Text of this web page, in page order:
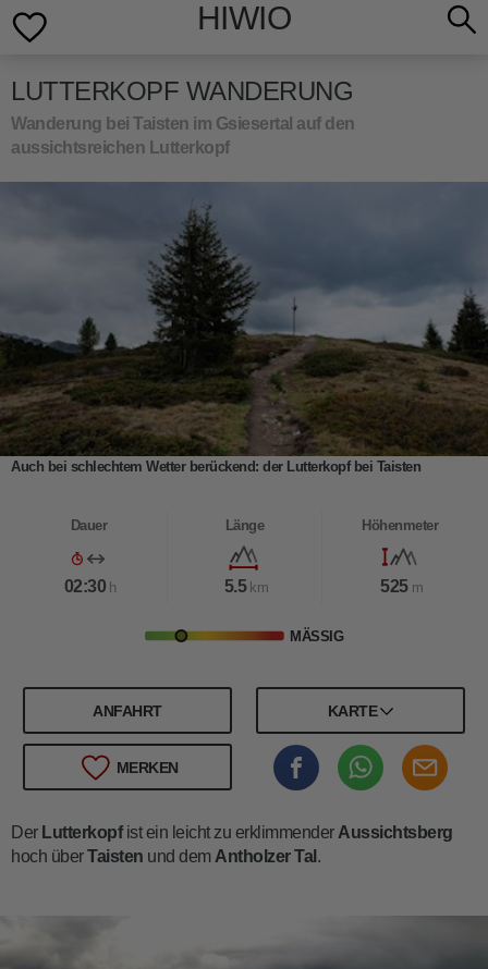
HIWIO
LUTTERKOPF WANDERUNG
Wanderung bei Taisten im Gsiesertal auf den
aussichtsreichen Lutterkopf
Auch bei schlechtem Wetter berückend: der Lutterkopf bei Taisten
Dauer
02:30 h
Länge
5.5 km
Höhenmeter
525 m
MÄSSIG
ANFAHRT KARTE
MERKEN
Der Lutterkopfist ein leicht zu erklimmender Aussichtsberg
hoch überTaisten und dem Antholzer Tal .